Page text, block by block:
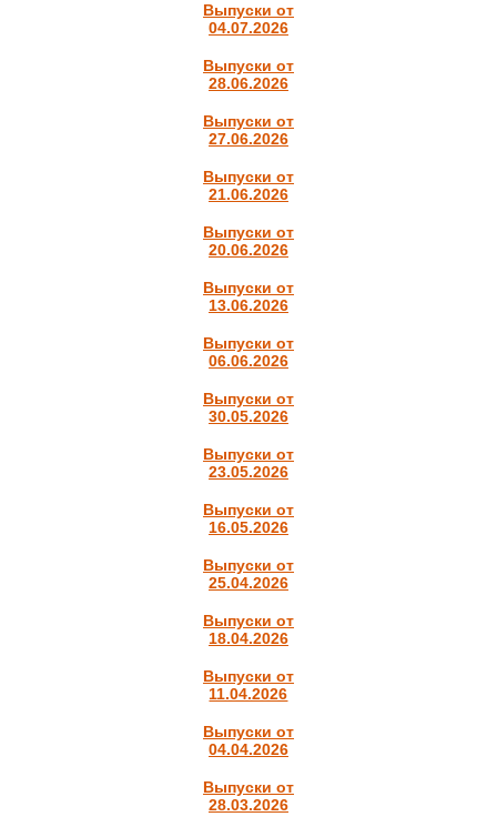
Выпуски от
04.07.2026
Выпуски от
28.06.2026
Выпуски от
27.06.2026
Выпуски от
21.06.2026
Выпуски от
20.06.2026
Выпуски от
13.06.2026
Выпуски от
06.06.2026
Выпуски от
30.05.2026
Выпуски от
23.05.2026
Выпуски от
16.05.2026
Выпуски от
25.04.2026
Выпуски от
18.04.2026
Выпуски от
11.04.2026
Выпуски от
04.04.2026
Выпуски от
28.03.2026